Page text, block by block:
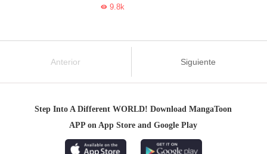
9.8k
Anterior Siguiente
Step Into A Different WORLD! Download MangaToon
APP on App Store and Google Play